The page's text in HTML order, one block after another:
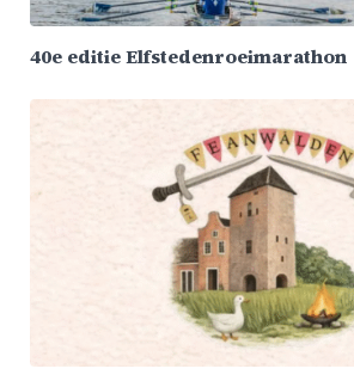
40e editie Elfstedenroeimarathon